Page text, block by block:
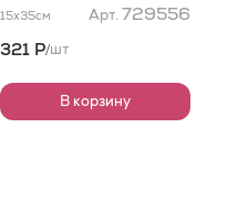
15x35см Арт. 729556
321 Р/шт
В корзину